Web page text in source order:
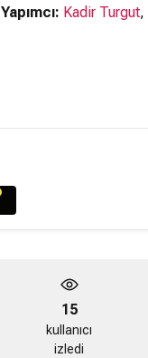
Yapımcı: Kadir Turgut,
15
kullanıcı
izledi